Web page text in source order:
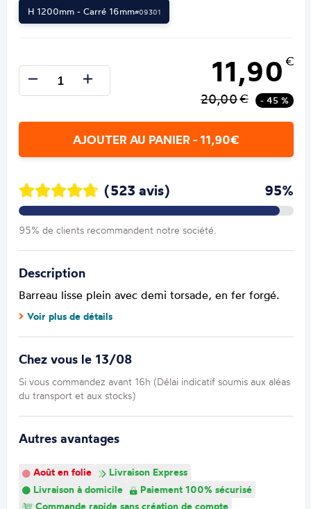
H 1200mm - Carré 16mm#09301
11,90 €
20,00€ - 45 %
AJOUTER AU PANIER - 11,90€
(523 avis) 95%
95% de clients recommandent notre société.
Description
Barreau lisse plein avec demi torsade, en fer forgé.
Voir plus de détails
Chez vous le 13/08
Si vous commandez avant 16h (Délai indicatif soumis aux aléas
du transport et aux stocks)
Autres avantages
Août en folie
Livraison Express
Livraison à domicile
Paiement 100% sécurisé
Commande rapide sans création de compte